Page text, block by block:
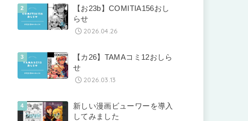
【お23b】COMITIA156おし
らせ
2026.04.26
【カ26】TAMAコミ12おしら
せ
2026.03.13
新しい漫画ビューワーを導入
してみました